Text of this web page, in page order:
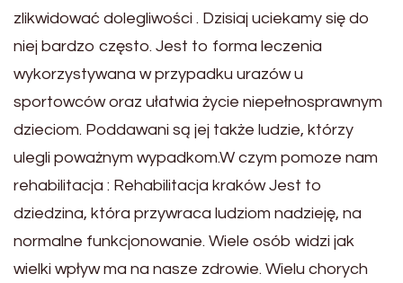
zlikwidować dolegliwości . Dzisiaj uciekamy się do
niej bardzo często. Jest to forma leczenia
wykorzystywana w przypadku urazów u
sportowców oraz ułatwia życie niepełnosprawnym
dzieciom. Poddawani są jej także ludzie, którzy
ulegli poważnym wypadkom.W czym pomoze nam
rehabilitacja : Rehabilitacja kraków Jest to
dziedzina, która przywraca ludziom nadzieję, na
normalne funkcjonowanie. Wiele osób widzi jak
wielki wpływ ma na nasze zdrowie. Wielu chorych